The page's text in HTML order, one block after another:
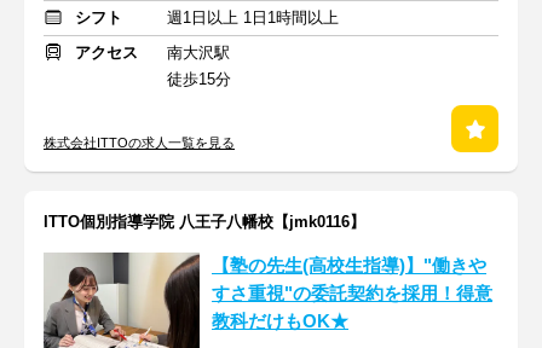
シフト
週1日以上 1日1時間以上
アクセス
南大沢駅
徒歩15分
株式会社ITTOの求人一覧を見る
ITTO個別指導学院 八王子八幡校【jmk0116】
【塾の先生(高校生指導)】"働きや
すさ重視"の委託契約を採用！得意
教科だけもOK★